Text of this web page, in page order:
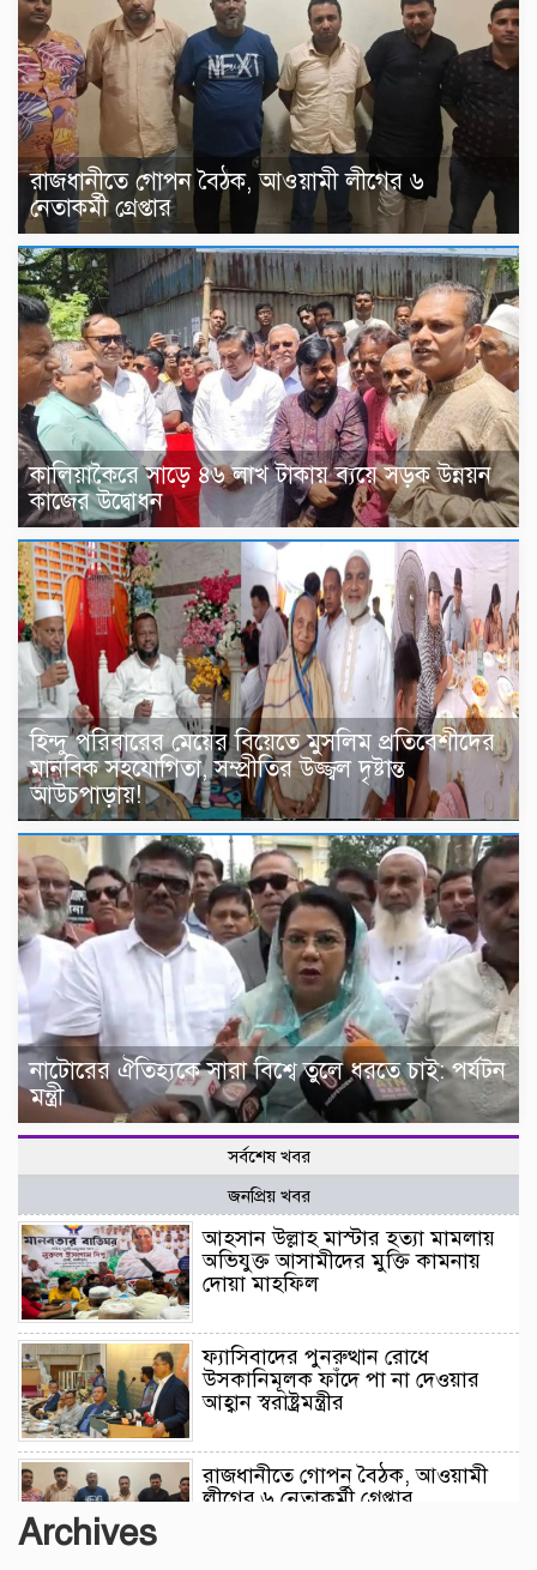
রাজধানীতে গোপন বৈঠক, আওয়ামী লীগের ৬
নেতাকর্মী গ্রেপ্তার
কালিয়াকৈরে সাড়ে ৪৬ লাখ টাকায় ব্যয়ে সড়ক উন্নয়ন
কাজের উদ্বোধন
হিন্দু পরিবারের মেয়ের বিয়েতে মুসলিম প্রতিবেশীদের
মানবিক সহযোগিতা, সম্প্রীতির উজ্জ্বল দৃষ্টান্ত
আউচপাড়ায়!
নাটোরের ঐতিহ্যকে সারা বিশ্বে তুলে ধরতে চাই: পর্যটন
মন্ত্রী
সর্বশেষ খবর
জনপ্রিয় খবর
আহসান উল্লাহ মাস্টার হত্যা মামলায়
অভিযুক্ত আসামীদের মুক্তি কামনায়
দোয়া মাহফিল
ফ্যাসিবাদের পুনরুত্থান রোধে
উসকানিমূলক ফাঁদে পা না দেওয়ার
আহ্বান স্বরাষ্ট্রমন্ত্রীর
রাজধানীতে গোপন বৈঠক, আওয়ামী
লীগের ৬ নেতাকর্মী গ্রেপ্তার
Archives